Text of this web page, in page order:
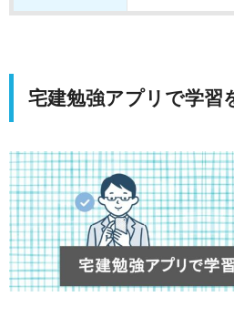
宅建勉強アプリで学習